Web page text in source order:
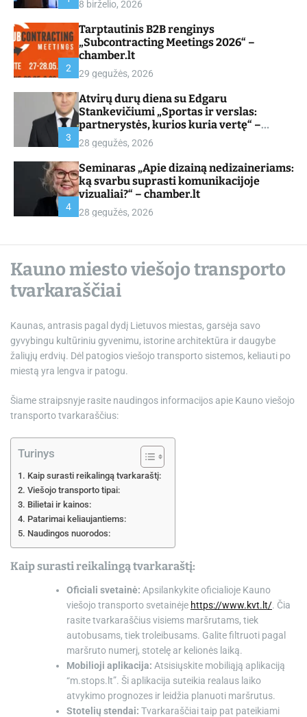
8 birželio, 2026
2
Tarptautinis B2B renginys
„Subcontracting Meetings 2026“ –
chamber.lt
29 gegužės, 2026
3
Atvirų durų diena su Edgaru
Stankevičiumi „Sportas ir verslas:
partnerystės, kurios kuria vertę“ –
chamber.lt
28 gegužės, 2026
4
Seminaras „Apie dizainą nedizaineriams:
ką svarbu suprasti komunikacijoje
vizualiai?“ – chamber.lt
28 gegužės, 2026
Kauno miesto viešojo transporto
tvarkaraščiai
Kaunas, antrasis pagal dydį Lietuvos miestas, garsėja savo
gyvybingu kultūriniu gyvenimu, istorine architektūra ir daugybe
žaliųjų erdvių. Dėl patogios viešojo transporto sistemos, keliauti po
miestą yra lengva ir patogu.
Šiame straipsnyje rasite naudingos informacijos apie Kauno viešojo
transporto tvarkaraščius:
Turinys
Kaip surasti reikalingą tvarkaraštį:
Viešojo transporto tipai:
Bilietai ir kainos:
Patarimai keliaujantiems:
Naudingos nuorodos:
Kaip surasti reikalingą tvarkaraštį:
Oficiali svetainė: Apsilankykite oficialioje Kauno
viešojo transporto svetainėje https://www.kvt.lt/. Čia
rasite tvarkaraščius visiems maršrutams, tiek
autobusams, tiek troleibusams. Galite filtruoti pagal
maršruto numerį, stotelę ar kelionės laiką.
Mobilioji aplikacija: Atsisiųskite mobiliąją aplikaciją
“m.stops.lt”. Ši aplikacija suteikia realaus laiko
atvykimo prognozes ir leidžia planuoti maršrutus.
Stotelių stendai: Tvarkaraščiai taip pat pateikiami